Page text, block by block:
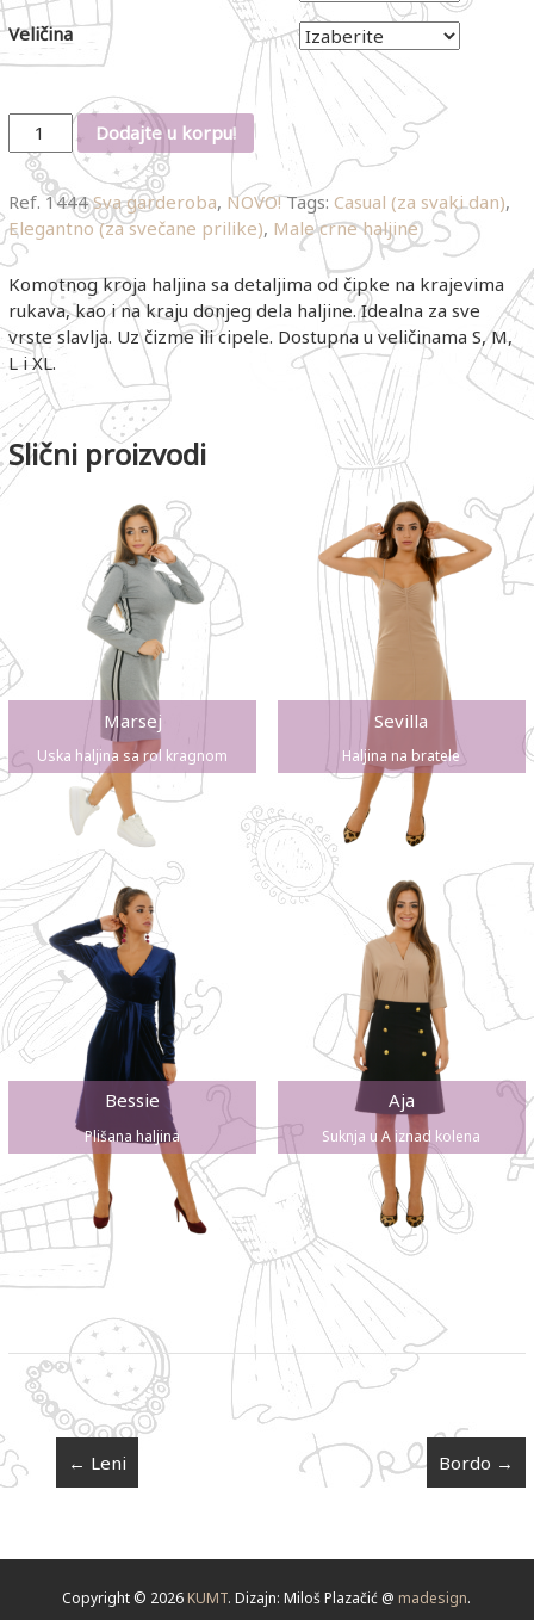
Veličina
Količina Dodajte u korpu!
Ref.1444 Sva garderoba, NOVO! Tags: Casual (za svaki dan),
Elegantno (za svečane prilike), Male crne haljine
Komotnog kroja haljina sa detaljima od čipke na krajevima
rukava, kao i na kraju donjeg dela haljine. Idealna za sve
vrste slavlja. Uz čizme ili cipele. Dostupna u veličinama S, M,
L i XL.
Slični proizvodi
Marsej
Uska haljina sa rol kragnom
Sevilla
Haljina na bratele
Bessie
Plišana haljina
Aja
Suknja u A iznad kolena
← Leni Bordo →
Copyright © 2026 KUMT. Dizajn: Miloš Plazačić @ madesign.